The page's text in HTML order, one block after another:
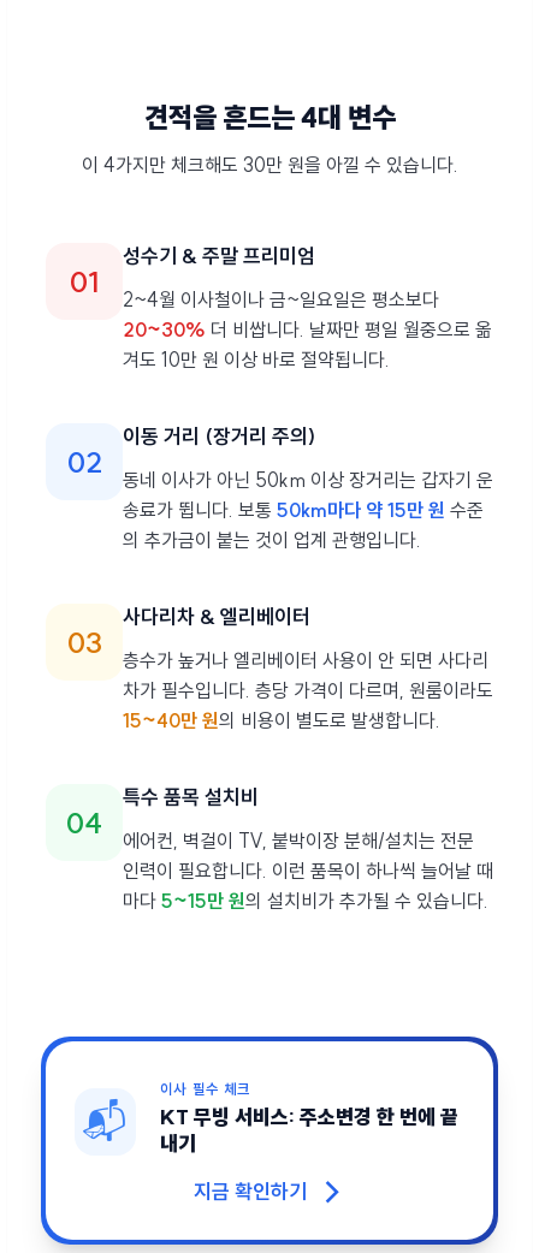
견적을 흔드는 4대 변수
이 4가지만 체크해도 30만 원을 아낄 수 있습니다.
01
성수기 & 주말 프리미엄
2~4월 이사철이나 금~일요일은 평소보다
20~30% 더 비쌉니다. 날짜만 평일 월중으로 옮
겨도 10만 원 이상 바로 절약됩니다.
02
이동 거리 (장거리 주의)
동네 이사가 아닌 50km 이상 장거리는 갑자기 운
송료가 뜁니다. 보통 50km마다 약 15만 원 수준
의 추가금이 붙는 것이 업계 관행입니다.
03
사다리차 & 엘리베이터
층수가 높거나 엘리베이터 사용이 안 되면 사다리
차가 필수입니다. 층당 가격이 다르며, 원룸이라도
15~40만 원의 비용이 별도로 발생합니다.
04
특수 품목 설치비
에어컨, 벽걸이 TV, 붙박이장 분해/설치는 전문
인력이 필요합니다. 이런 품목이 하나씩 늘어날 때
마다 5~15만 원의 설치비가 추가될 수 있습니다.
📬
이사 필수 체크
KT 무빙 서비스: 주소변경 한 번에 끝
내기
지금 확인하기
→